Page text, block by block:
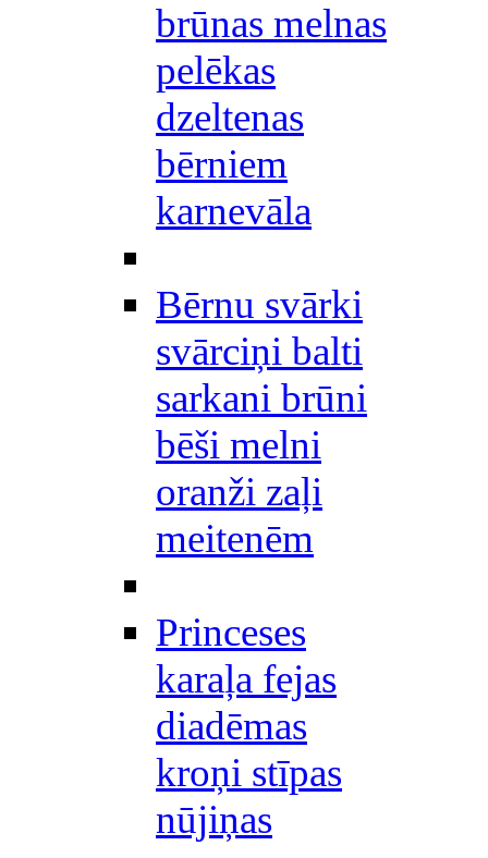
brūnas melnas
pelēkas
dzeltenas
bērniem
karnevāla
Bērnu svārki
svārciņi balti
sarkani brūni
bēši melni
oranži zaļi
meitenēm
Princeses
karaļa fejas
diadēmas
kroņi stīpas
nūjiņas